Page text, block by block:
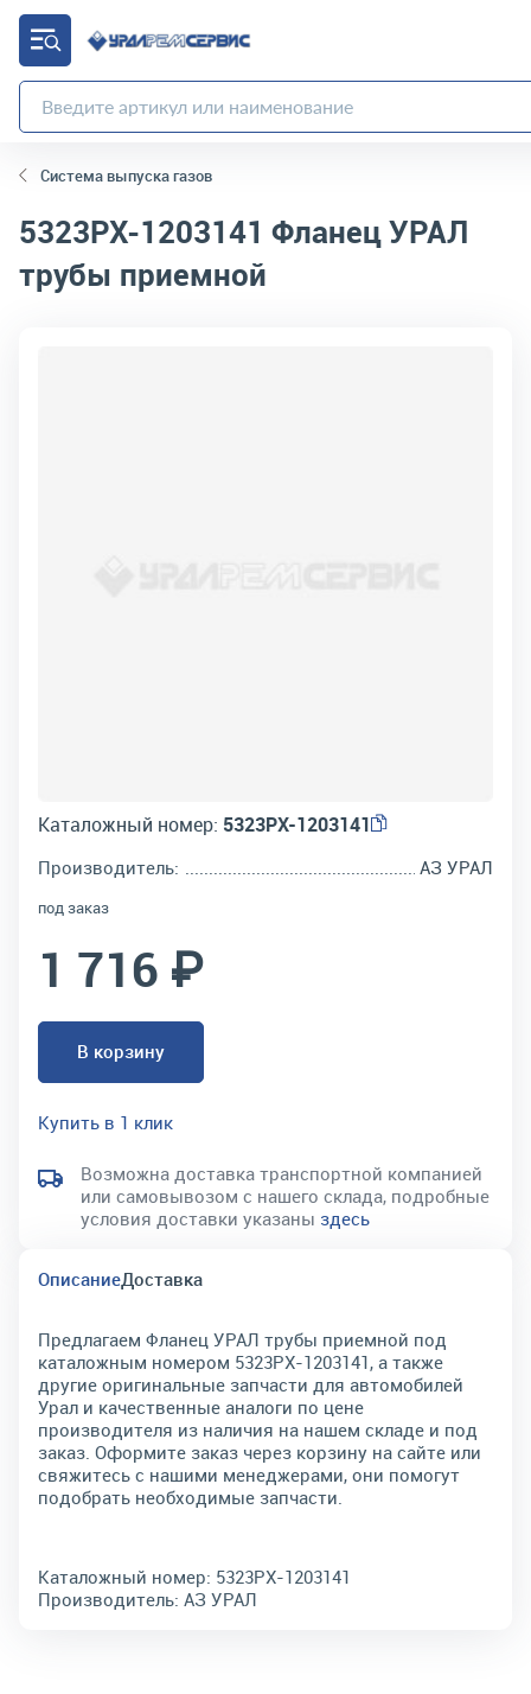
Система выпуска газов
5323РХ-1203141 Фланец УРАЛ
трубы приемной
Каталожный номер: 5323РХ-1203141
Производитель: АЗ УРАЛ
под заказ
1 716 ₽
В корзину
Купить в 1 клик
Возможна доставка транспортной компанией
или самовывозом с нашего склада, подробные
условия доставки указаны здесь
ОписаниеДоставка
Предлагаем Фланец УРАЛ трубы приемной под
каталожным номером 5323РХ-1203141, а также
другие оригинальные запчасти для автомобилей
Урал и качественные аналоги по цене
производителя из наличия на нашем складе и под
заказ. Оформите заказ через корзину на сайте или
свяжитесь с нашими менеджерами, они помогут
подобрать необходимые запчасти.
Каталожный номер: 5323РХ-1203141
Производитель: АЗ УРАЛ